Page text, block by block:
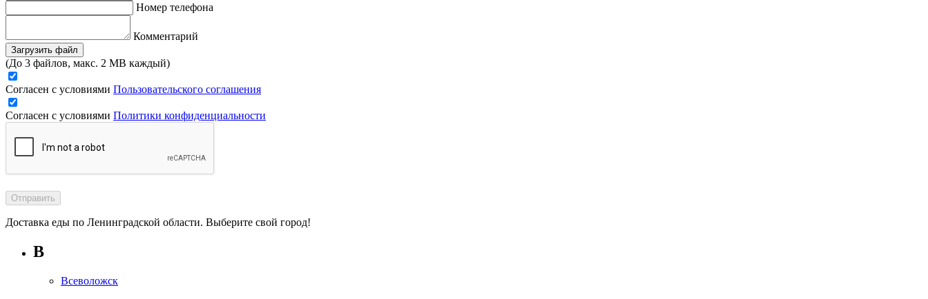
Номер телефона
Комментарий
Загрузить файл
(До 3 файлов, макс. 2 MB каждый)
Согласен с условиями Пользовательского соглашения
Согласен с условиями Политики конфиденциальности
Отправить
Доставка еды по Ленинградской области. Выберите свой город!
В
Всеволожск